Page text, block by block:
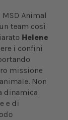
Animal
team così
Helene
i confini
missione
Non
dinamica
e di